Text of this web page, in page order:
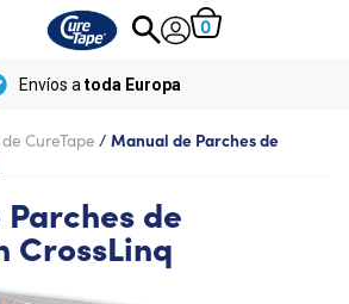
0
Envíos a toda Europa
CureTape / Manual de Parches de
de
CrossLinq